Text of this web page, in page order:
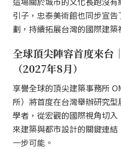
引子，忠泰美術館也同步宣
劃，持續拓展台灣的國際建築
全球頂尖陣容首度來台
（2027年8月）
享譽全球的頂尖建築事務所
所）將首度在台灣舉辦研究
學者，從宏觀的國際視角切
來建築與都市設計的關鍵連
一步可能。